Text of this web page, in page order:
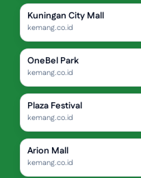
Kuningan City Mall
kemang.co.id
OneBel Park
kemang.co.id
Plaza Festival
kemang.co.id
Arion Mall
kemang.co.id